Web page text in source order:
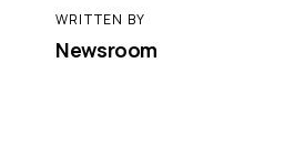
WRITTEN BY
Newsroom